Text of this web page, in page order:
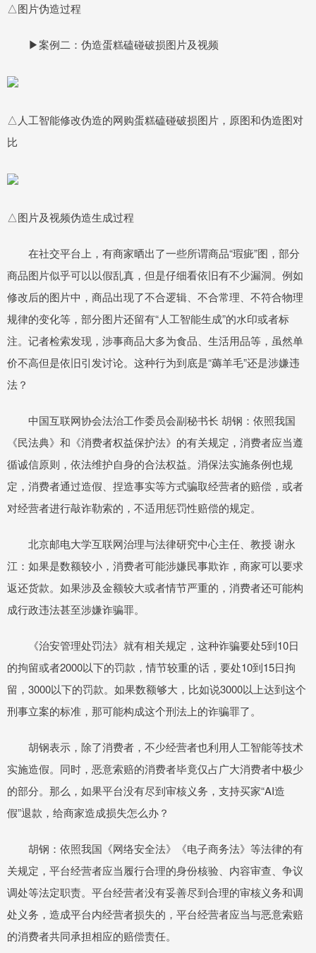
△图片伪造过程
▶案例二：伪造蛋糕磕碰破损图片及视频
△人工智能修改伪造的网购蛋糕磕碰破损图片，原图和伪造图对
比
△图片及视频伪造生成过程
在社交平台上，有商家晒出了一些所谓商品“瑕疵”图，部分
商品图片似乎可以以假乱真，但是仔细看依旧有不少漏洞。例如
修改后的图片中，商品出现了不合逻辑、不合常理、不符合物理
规律的变化等，部分图片还留有“人工智能生成”的水印或者标
注。记者检索发现，涉事商品大多为食品、生活用品等，虽然单
价不高但是依旧引发讨论。这种行为到底是“薅羊毛”还是涉嫌违
法？
中国互联网协会法治工作委员会副秘书长 胡钢：依照我国
《民法典》和《消费者权益保护法》的有关规定，消费者应当遵
循诚信原则，依法维护自身的合法权益。消保法实施条例也规
定，消费者通过造假、捏造事实等方式骗取经营者的赔偿，或者
对经营者进行敲诈勒索的，不适用惩罚性赔偿的规定。
北京邮电大学互联网治理与法律研究中心主任、教授 谢永
江：如果是数额较小，消费者可能涉嫌民事欺诈，商家可以要求
返还货款。如果涉及金额较大或者情节严重的，消费者还可能构
成行政违法甚至涉嫌诈骗罪。
《治安管理处罚法》就有相关规定，这种诈骗要处5到10日
的拘留或者2000以下的罚款，情节较重的话，要处10到15日拘
留，3000以下的罚款。如果数额够大，比如说3000以上达到这个
刑事立案的标准，那可能构成这个刑法上的诈骗罪了。
胡钢表示，除了消费者，不少经营者也利用人工智能等技术
实施造假。同时，恶意索赔的消费者毕竟仅占广大消费者中极少
的部分。那么，如果平台没有尽到审核义务，支持买家“AI造
假”退款，给商家造成损失怎么办？
胡钢：依照我国《网络安全法》《电子商务法》等法律的有
关规定，平台经营者应当履行合理的身份核验、内容审查、争议
调处等法定职责。平台经营者没有妥善尽到合理的审核义务和调
处义务，造成平台内经营者损失的，平台经营者应当与恶意索赔
的消费者共同承担相应的赔偿责任。